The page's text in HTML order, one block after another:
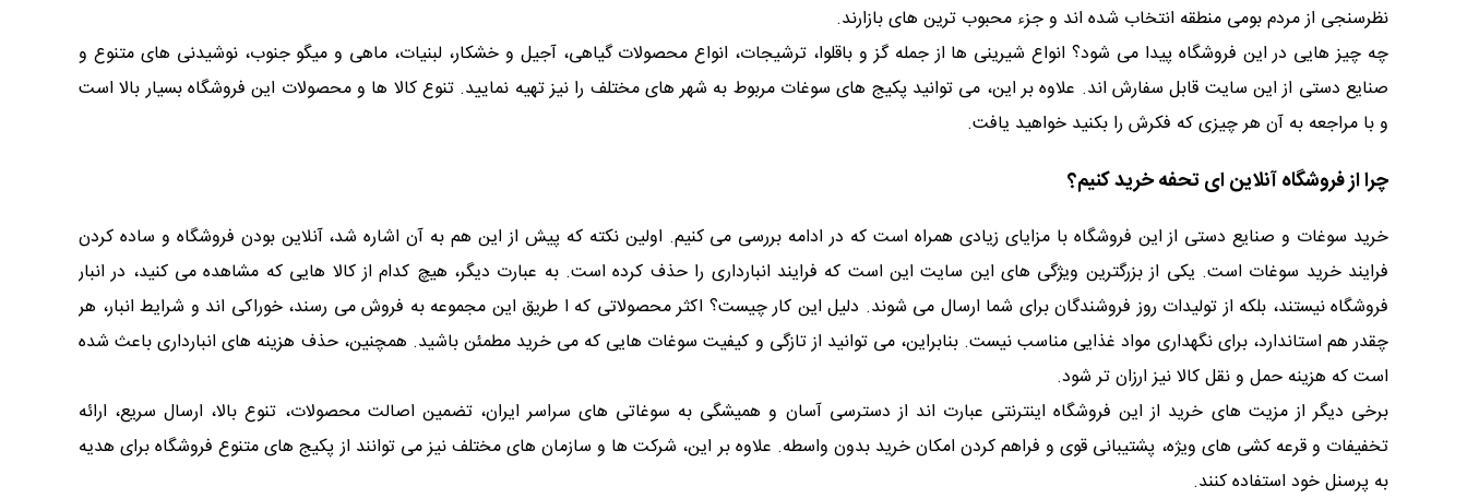
نظرسنجی از مردم بومی منطقه انتخاب شده اند و جزء محبوب ترین های بازارند.
چه چیز هایی در این فروشگاه پیدا می شود؟ انواع شیرینی ها از جمله گز و باقلوا، ترشیجات، انواع محصولات گیاهی، آجیل و خشکار، لبنیات، ماهی و میگو جنوب، نوشیدنی های متنوع و
صنایع دستی از این سایت قابل سفارش اند. علاوه بر این، می توانید پکیج های سوغات مربوط به شهر های مختلف را نیز تهیه نمایید. تنوع کالا ها و محصولات این فروشگاه بسیار بالا است
و با مراجعه به آن هر چیزی که فکرش را بکنید خواهید یافت.
چرا از فروشگاه آنلاین ای تحفه خرید کنیم؟
خرید سوغات و صنایع دستی از این فروشگاه با مزایای زیادی همراه است که در ادامه بررسی می کنیم. اولین نکته که پیش از این هم به آن اشاره شد، آنلاین بودن فروشگاه و ساده کردن
فرایند خرید سوغات است. یکی از بزرگترین ویژگی های این سایت این است که فرایند انبارداری را حذف کرده است. به عبارت دیگر، هیچ کدام از کالا هایی که مشاهده می کنید، در انبار
فروشگاه نیستند، بلکه از تولیدات روز فروشندگان برای شما ارسال می شوند. دلیل این کار چیست؟ اکثر محصولاتی که ا طریق این مجموعه به فروش می رسند، خوراکی اند و شرایط انبار، هر
چقدر هم استاندارد، برای نگهداری مواد غذایی مناسب نیست. بنابراین، می توانید از تازگی و کیفیت سوغات هایی که می خرید مطمئن باشید. همچنین، حذف هزینه های انبارداری باعث شده
است که هزینه حمل و نقل کالا نیز ارزان تر شود.
برخی دیگر از مزیت های خرید از این فروشگاه اینترنتی عبارت اند از دسترسی آسان و همیشگی به سوغاتی های سراسر ایران، تضمین اصالت محصولات، تنوع بالا، ارسال سریع، ارائه
تخفیفات و قرعه کشی های ویژه، پشتیبانی قوی و فراهم کردن امکان خرید بدون واسطه. علاوه بر این، شرکت ها و سازمان های مختلف نیز می توانند از پکیج های متنوع فروشگاه برای هدیه
به پرسنل خود استفاده کنند.